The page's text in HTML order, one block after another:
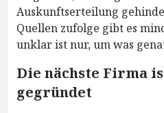
Auskunftserteilung
Quellen zufolge gibt es
unklar ist nur, um was
Die nächste Firma
gegründet